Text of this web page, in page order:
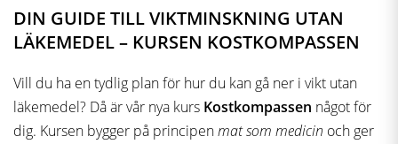
DIN GUIDE TILL VIKTMINSKNING UTAN
LÄKEMEDEL – KURSEN KOSTKOMPASSEN
Vill du ha en tydlig plan för hur du kan gå ner i vikt utan
läkemedel? Då är vår nya kurs Kostkompassen något för
dig. Kursen bygger på principenmat som medicin och ger